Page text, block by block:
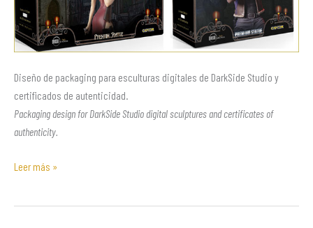
Diseño de packaging para esculturas digitales de DarkSide Studio y
certificados de autenticidad.
Packaging design for DarkSide Studio digital sculptures and certificates of
authenticity.
certificates
of
authenticity
Leer más »